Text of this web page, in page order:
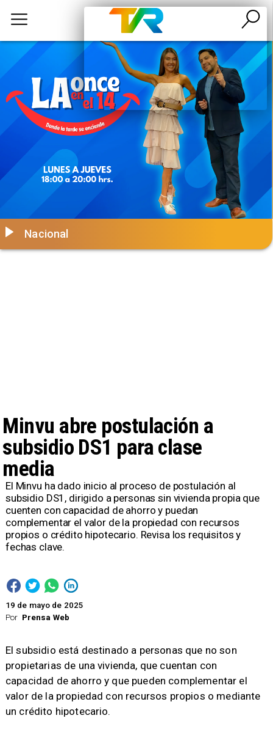
Por Prensa Web
Minvu abre postulación a
subsidio DS1 para clase
media
Nacional
19 de mayo de 2025
El Minvu ha dado inicio al proceso de postulación al
subsidio DS1, dirigido a personas sin vivienda propia que
cuenten con capacidad de ahorro y puedan
complementar el valor de la propiedad con recursos
propios o crédito hipotecario. Revisa los requisitos y
fechas clave.
El subsidio está destinado a personas que no son
propietarias de una vivienda, que cuentan con
capacidad de ahorro y que pueden complementar el
valor de la propiedad con recursos propios o mediante
un crédito hipotecario.